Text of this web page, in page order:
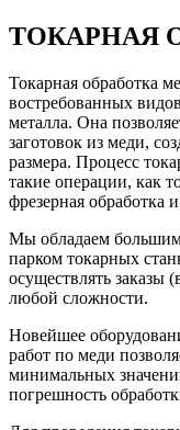
ТОКАРНАЯ
Токарная обработка
востребованных
металла. Она
заготовок из меди,
размера. Процесс
такие операции, как
фрезерная обработка
Мы обладаем
парком токарных
осуществлять заказы
любой сложности.
Новейшее
работ по меди
минимальных
погрешность